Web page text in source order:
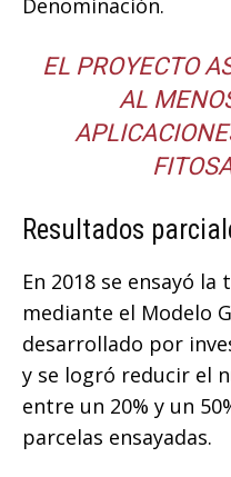
Denominación.
EL PROYECTO
AL
Resultados
En 2018 se ensayó
mediante el Modelo
desarrollado por
y se logró reducir el
entre un 20% y un
parcelas ensayadas.